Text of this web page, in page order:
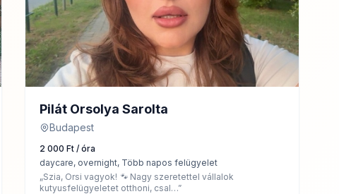
Pilát Orsolya Sarolta
Budapest
2 000 Ft / óra
daycare, overnight, Több napos felügyelet
„Szia, Orsi vagyok! 🐾 Nagy szeretettel vállalok
kutyusfelügyeletet otthoni, csal…”